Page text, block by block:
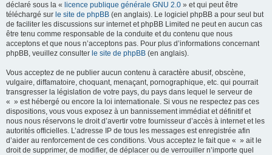
déclaré sous la « licence publique générale GNU 2.0 » et qui peut être
téléchargé sur le site de phpBB (en anglais). Le logiciel phpBB a pour seul but
de faciliter les discussions sur internet et phpBB Limited ne peut en aucun cas
être tenu comme responsable de la conduite et du contenu que nous
acceptons et que nous n’acceptons pas. Pour plus d’informations concernant
phpBB, veuillez consulter le site de phpBB (en anglais).
Vous acceptez de ne publier aucun contenu à caractère abusif, obscène,
vulgaire, diffamatoire, choquant, menaçant, pornographique, etc. qui pourrait
transgresser la législation de votre pays, du pays dans lequel le serveur de
« » est hébergé ou encore la loi internationale. Si vous ne respectez pas ces
dispositions, vous vous exposez à un bannissement immédiat et définitif et
nous nous réservons le droit d’avertir votre fournisseur d’accès à internet et les
autorités officielles. L’adresse IP de tous les messages est enregistrée afin
d’aider au renforcement de ces conditions. Vous acceptez le fait que « » ait le
droit de supprimer, de modifier, de déplacer ou de verrouiller n’importe quel